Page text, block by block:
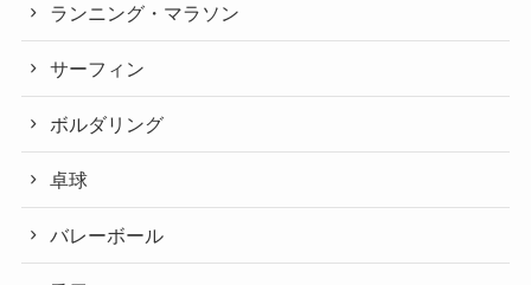
ランニング・マラソン
サーフィン
ボルダリング
卓球
バレーボール